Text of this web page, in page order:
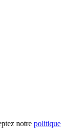
notre politique